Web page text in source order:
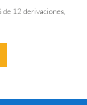
de 12 derivaciones,